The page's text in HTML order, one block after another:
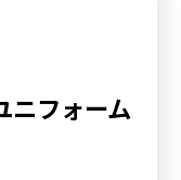
ニフォーム